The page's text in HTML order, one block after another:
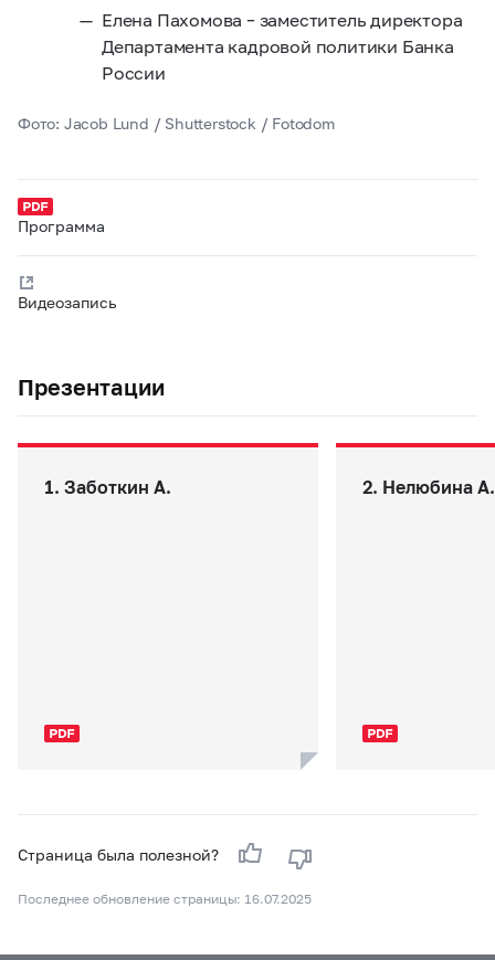
Елена Пахомова – заместитель директора
Департамента кадровой политики Банка
России
Фото: Jacob Lund / Shutterstock / Fotodom
Программа
Видеозапись
Презентации
1. Заботкин А. 2. Нелюбина А.
Страница была полезной?
Последнее обновление страницы: 16.07.2025